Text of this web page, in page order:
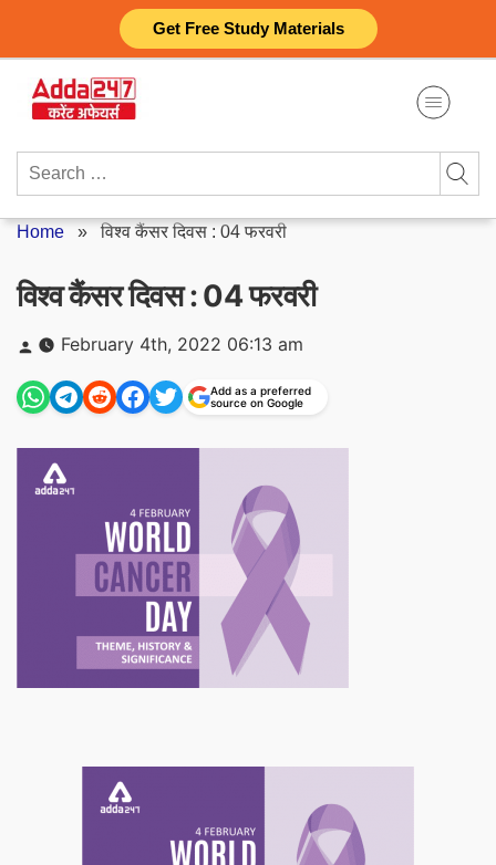
Get Free Study Materials
content
Search
Home »विश्व कैंसर दिवस : 04 फरवरी
विश्व कैंसर दिवस : 04 फरवरी
Posted
by
February 4th, 2022 06:13 am
Add as a preferred
source on Google